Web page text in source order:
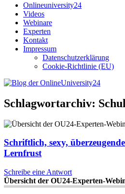
Onlineuniversity24
Videos
Webinare
Experten
Kontakt
Impressum
Datenschutzerklärung
Cookie-Richtlinie (EU)
Schlagwortarchiv:
Schriftlich, sexy,
Lernfrust
Schreibe eine Antwort
Übersicht der OU24-Experten-